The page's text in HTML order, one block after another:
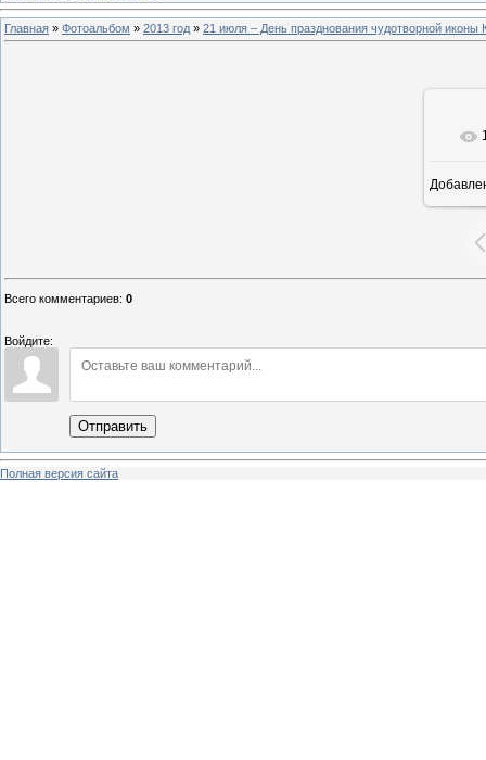
Главная » Фотоальбом » 2013 год » 21 июля – День празднования чудотворной иконы
Всего комментариев: 0
Войдите:
Отправить
Полная версия сайта